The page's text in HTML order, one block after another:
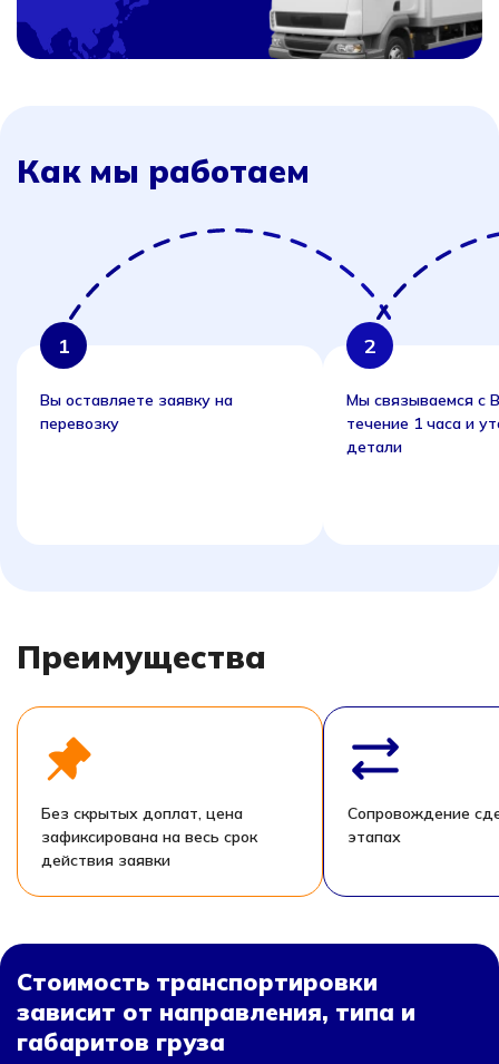
Как мы работаем
Вы оставляете заявку на
перевозку
Мы связываемся с
течение 1 часа и
детали
Преимущества
Без скрытых доплат, цена
зафиксирована на весь срок
действия заявки
Сопровождение
этапах
Стоимость транспортировки
зависит от направления, типа и
габаритов груза